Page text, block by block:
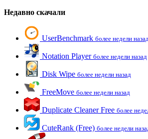
Недавно скачали
UserBenchmark более недели назад
Notation Player более недели назад
Disk Wipe более недели назад
FreeMove более недели назад
Duplicate Cleaner Free более
CuteRank (Free) более недели